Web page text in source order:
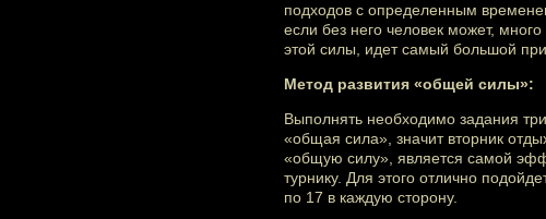
подходов с определенным
если без него человек может,
этой силы, идет самый большой
Метод развития «общей силы»:
Выполнять необходимо задания
«общая сила», значит вторник
«общую силу», является самой
турнику. Для этого отлично
по 17 в каждую сторону.